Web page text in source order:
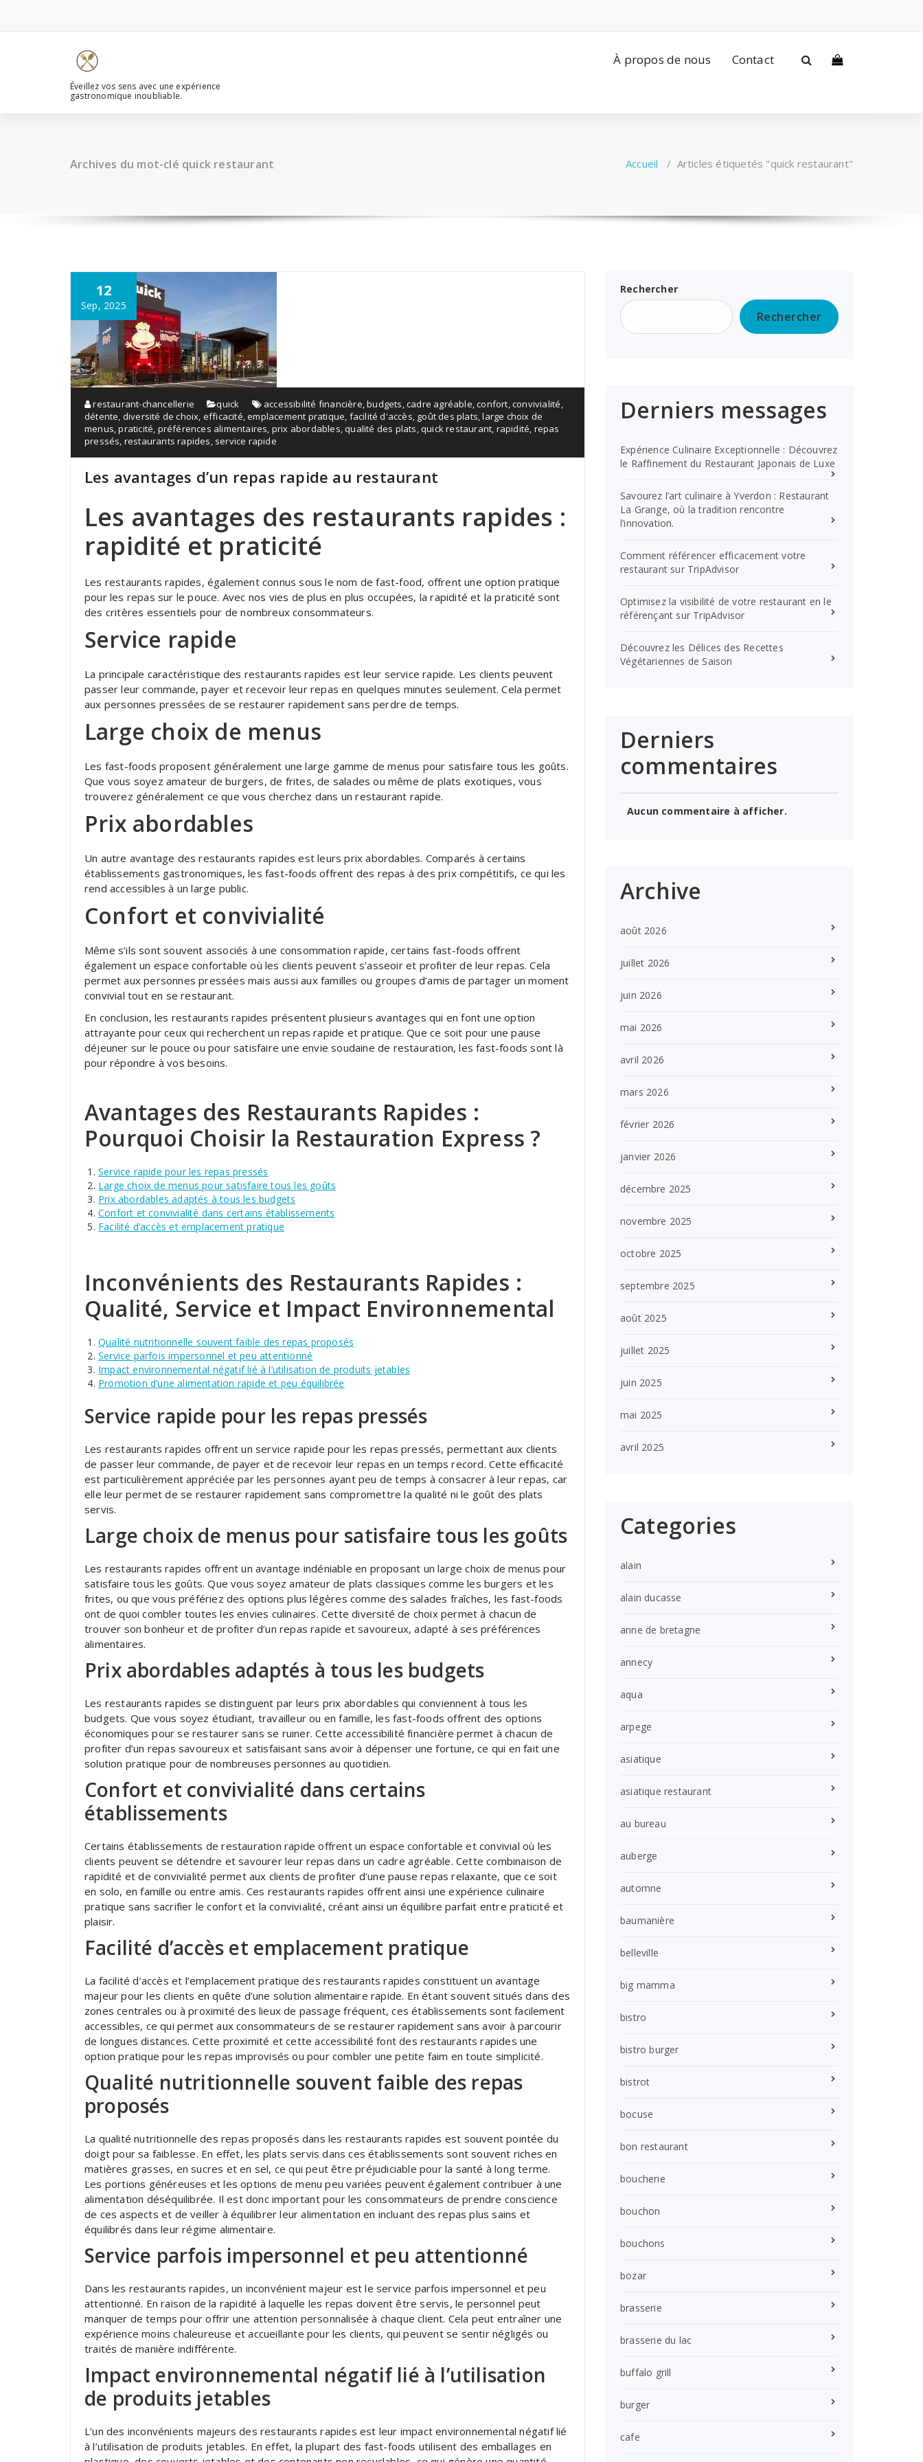
contenu
Éveillez vos sens avec une expérience
gastronomique inoubliable.
À propos de nous Contact
Archives du mot-clé quick restaurant Accueil / Articles étiquetés "quick restaurant"
12
Sep, 2025
restaurant-chancellerie quick accessibilité financière,budgets,cadre agréable,confort,convivialité,
détente, diversité de choix, efficacité,emplacement pratique, facilité d'accès, goût des plats,large choix de
menus,praticité, préférences alimentaires, prix abordables,qualité des plats,quick restaurant, rapidité, repas
pressés, restaurants rapides, service rapide
Les avantages d’un repas rapide au restaurant
Les avantages des restaurants rapides :
rapidité et praticité
Les restaurants rapides, également connus sous le nom de fast-food, offrent une option pratique
pour les repas sur le pouce. Avec nos vies de plus en plus occupées, la rapidité et la praticité sont
des critères essentiels pour de nombreux consommateurs.
Service rapide
La principale caractéristique des restaurants rapides est leur service rapide. Les clients peuvent
passer leur commande, payer et recevoir leur repas en quelques minutes seulement. Cela permet
aux personnes pressées de se restaurer rapidement sans perdre de temps.
Large choix de menus
Les fast-foods proposent généralement une large gamme de menus pour satisfaire tous les goûts.
Que vous soyez amateur de burgers, de frites, de salades ou même de plats exotiques, vous
trouverez généralement ce que vous cherchez dans un restaurant rapide.
Prix abordables
Un autre avantage des restaurants rapides est leurs prix abordables. Comparés à certains
établissements gastronomiques, les fast-foods offrent des repas à des prix compétitifs, ce qui les
rend accessibles à un large public.
Confort et convivialité
Même s’ils sont souvent associés à une consommation rapide, certains fast-foods offrent
également un espace confortable où les clients peuvent s’asseoir et profiter de leur repas. Cela
permet aux personnes pressées mais aussi aux familles ou groupes d’amis de partager un moment
convivial tout en se restaurant.
En conclusion, les restaurants rapides présentent plusieurs avantages qui en font une option
attrayante pour ceux qui recherchent un repas rapide et pratique. Que ce soit pour une pause
déjeuner sur le pouce ou pour satisfaire une envie soudaine de restauration, les fast-foods sont là
pour répondre à vos besoins.
Avantages des Restaurants Rapides :
Pourquoi Choisir la Restauration Express ?
Service rapide pour les repas pressés
Large choix de menus pour satisfaire tous les goûts
Prix abordables adaptés à tous les budgets
Confort et convivialité dans certains établissements
Facilité d’accès et emplacement pratique
Inconvénients des Restaurants Rapides :
Qualité, Service et Impact Environnemental
Qualité nutritionnelle souvent faible des repas proposés
Service parfois impersonnel et peu attentionné
Impact environnemental négatif lié à l’utilisation de produits jetables
Promotion d’une alimentation rapide et peu équilibrée
Service rapide pour les repas pressés
Les restaurants rapides offrent un service rapide pour les repas pressés, permettant aux clients
de passer leur commande, de payer et de recevoir leur repas en un temps record. Cette efficacité
est particulièrement appréciée par les personnes ayant peu de temps à consacrer à leur repas, car
elle leur permet de se restaurer rapidement sans compromettre la qualité ni le goût des plats
servis.
Large choix de menus pour satisfaire tous les goûts
Les restaurants rapides offrent un avantage indéniable en proposant un large choix de menus pour
satisfaire tous les goûts. Que vous soyez amateur de plats classiques comme les burgers et les
frites, ou que vous préfériez des options plus légères comme des salades fraîches, les fast-foods
ont de quoi combler toutes les envies culinaires. Cette diversité de choix permet à chacun de
trouver son bonheur et de profiter d’un repas rapide et savoureux, adapté à ses préférences
alimentaires.
Prix abordables adaptés à tous les budgets
Les restaurants rapides se distinguent par leurs prix abordables qui conviennent à tous les
budgets. Que vous soyez étudiant, travailleur ou en famille, les fast-foods offrent des options
économiques pour se restaurer sans se ruiner. Cette accessibilité financière permet à chacun de
profiter d’un repas savoureux et satisfaisant sans avoir à dépenser une fortune, ce qui en fait une
solution pratique pour de nombreuses personnes au quotidien.
Confort et convivialité dans certains
établissements
Certains établissements de restauration rapide offrent un espace confortable et convivial où les
clients peuvent se détendre et savourer leur repas dans un cadre agréable. Cette combinaison de
rapidité et de convivialité permet aux clients de profiter d’une pause repas relaxante, que ce soit
en solo, en famille ou entre amis. Ces restaurants rapides offrent ainsi une expérience culinaire
pratique sans sacrifier le confort et la convivialité, créant ainsi un équilibre parfait entre praticité et
plaisir.
Facilité d’accès et emplacement pratique
La facilité d’accès et l’emplacement pratique des restaurants rapides constituent un avantage
majeur pour les clients en quête d’une solution alimentaire rapide. En étant souvent situés dans des
zones centrales ou à proximité des lieux de passage fréquent, ces établissements sont facilement
accessibles, ce qui permet aux consommateurs de se restaurer rapidement sans avoir à parcourir
de longues distances. Cette proximité et cette accessibilité font des restaurants rapides une
option pratique pour les repas improvisés ou pour combler une petite faim en toute simplicité.
Qualité nutritionnelle souvent faible des repas
proposés
La qualité nutritionnelle des repas proposés dans les restaurants rapides est souvent pointée du
doigt pour sa faiblesse. En effet, les plats servis dans ces établissements sont souvent riches en
matières grasses, en sucres et en sel, ce qui peut être préjudiciable pour la santé à long terme.
Les portions généreuses et les options de menu peu variées peuvent également contribuer à une
alimentation déséquilibrée. Il est donc important pour les consommateurs de prendre conscience
de ces aspects et de veiller à équilibrer leur alimentation en incluant des repas plus sains et
équilibrés dans leur régime alimentaire.
Service parfois impersonnel et peu attentionné
Dans les restaurants rapides, un inconvénient majeur est le service parfois impersonnel et peu
attentionné. En raison de la rapidité à laquelle les repas doivent être servis, le personnel peut
manquer de temps pour offrir une attention personnalisée à chaque client. Cela peut entraîner une
expérience moins chaleureuse et accueillante pour les clients, qui peuvent se sentir négligés ou
traités de manière indifférente.
Impact environnemental négatif lié à l’utilisation
de produits jetables
L’un des inconvénients majeurs des restaurants rapides est leur impact environnemental négatif lié
à l’utilisation de produits jetables. En effet, la plupart des fast-foods utilisent des emballages en
Rechercher
Rechercher
Derniers messages
Expérience Culinaire Exceptionnelle : Découvrez
le Raffinement du Restaurant Japonais de Luxe
Savourez l’art culinaire à Yverdon : Restaurant
La Grange, où la tradition rencontre
l’innovation.
Comment référencer efficacement votre
restaurant sur TripAdvisor
Optimisez la visibilité de votre restaurant en le
référençant sur TripAdvisor
Découvrez les Délices des Recettes
Végétariennes de Saison
Derniers
commentaires
Aucun commentaire à afficher.
Archive
août 2026
juillet 2026
juin 2026
mai 2026
avril 2026
mars 2026
février 2026
janvier 2026
décembre 2025
novembre 2025
octobre 2025
septembre 2025
août 2025
juillet 2025
juin 2025
mai 2025
avril 2025
Categories
alain
alain ducasse
anne de bretagne
annecy
aqua
arpege
asiatique
asiatique restaurant
au bureau
auberge
automne
baumanière
belleville
big mamma
bistro
bistro burger
bistrot
bocuse
bon restaurant
boucherie
bouchon
bouchons
bozar
brasserie
brasserie du lac
buffalo grill
burger
cafe